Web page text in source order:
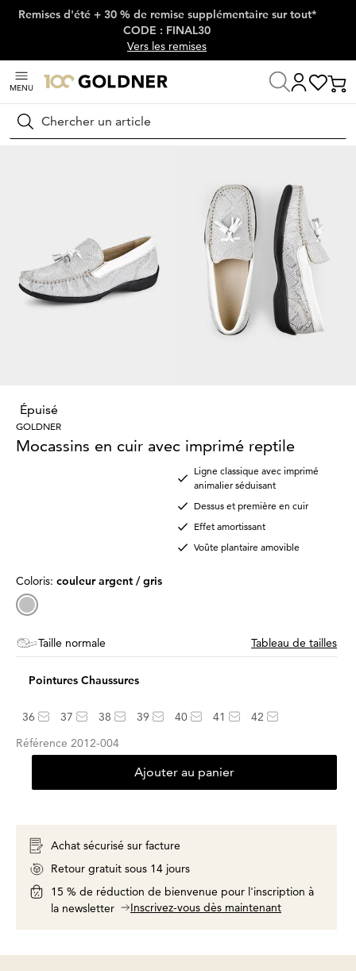
Passer la navigation, aller directement au contenu
Remises d'été + 30 % de remise supplémentaire sur tout*
CODE : FINAL30
Vers les remises
MENU
Rechercher
Maison Chaussures & accessoires
Épuisé
GOLDNER
Mocassins en cuir avec imprimé reptile
Ligne classique avec imprimé
animalier séduisant
Dessus et première en cuir
Effet amortissant
Voûte plantaire amovible
Coloris: couleur argent / gris
Taille normale Tableau de tailles
Pointures Chaussures
36 37 38 39 40 41
42
Référence 2012-004
Ajouter au panier
Achat sécurisé sur facture
Retour gratuit sous 14 jours
15 % de réduction de bienvenue pour l'inscription à
la newsletter
Inscrivez-vous dès maintenant